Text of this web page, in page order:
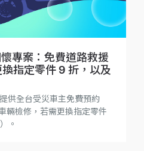
專案：免費道路救援
指定零件 9 折，以及
供全台受災車主免費預約
輛檢修，若需更換指定零件
。